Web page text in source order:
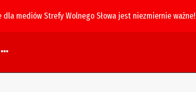
dla mediów Strefy Wolnego Słowa jest niezmiernie